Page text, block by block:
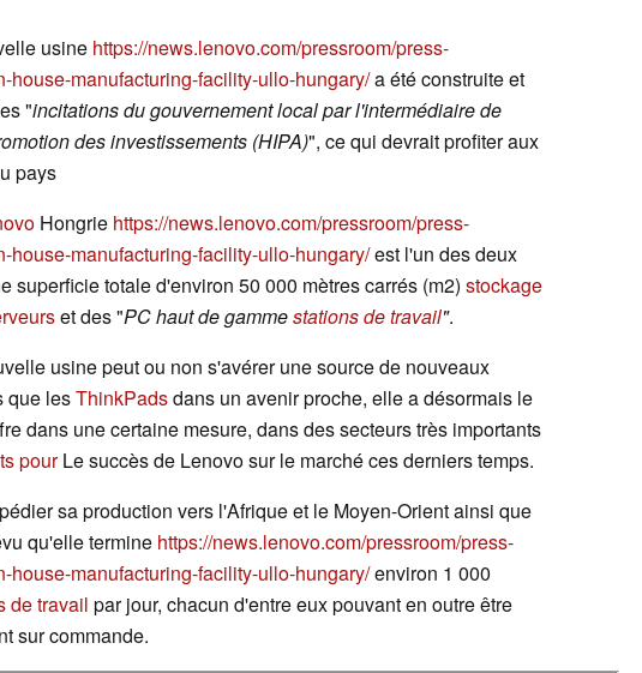
usine https://news.lenovo.com/pressroom/press-
house-manufacturing-facility-ullo-hungary/a été construite et
"incitations du gouvernement local par l'intermédiaire de
des investissements (HIPA)", ce qui devrait profiter aux
pays
Hongrie https://news.lenovo.com/pressroom/press-
house-manufacturing-facility-ullo-hungary/est l'un des deux
superficie totale d'environ 50 000 mètres carrés (m2) stockage
et des "PC haut de gammestations de travail".
usine peut ou non s'avérer une source de nouveaux
que lesThinkPadsdans un avenir proche, elle a désormais le
dans une certaine mesure, dans des secteurs très importants
pourLe succès de Lenovo sur le marché ces derniers temps.
sa production vers l'Afrique et le Moyen-Orient ainsi que
qu'elle termine https://news.lenovo.com/pressroom/press-
house-manufacturing-facility-ullo-hungary/environ 1 000
de travail par jour, chacun d'entre eux pouvant en outre être
sur commande.